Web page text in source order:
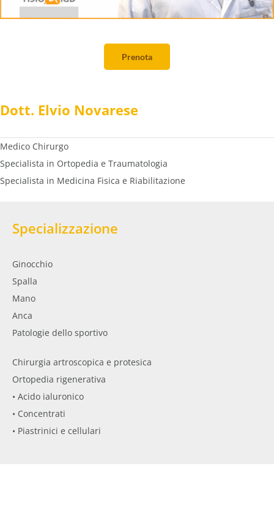
Prenota on-line
Prenota
Dott. Elvio Novarese
Medico Chirurgo
Specialista in Ortopedia e Traumatologia
Specialista in Medicina Fisica e Riabilitazione
Specializzazione
Ginocchio
Spalla
Mano
Anca
Patologie dello sportivo
Chirurgia artroscopica e protesica
Ortopedia rigenerativa
• Acido ialuronico
• Concentrati
• Piastrinici e cellulari